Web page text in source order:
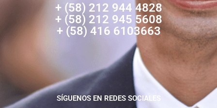
+ (58) 212 944 4828
+ (58) 212 945 5608
+ (58) 416 6103663
SÍGUENOS EN REDES SOCIALES